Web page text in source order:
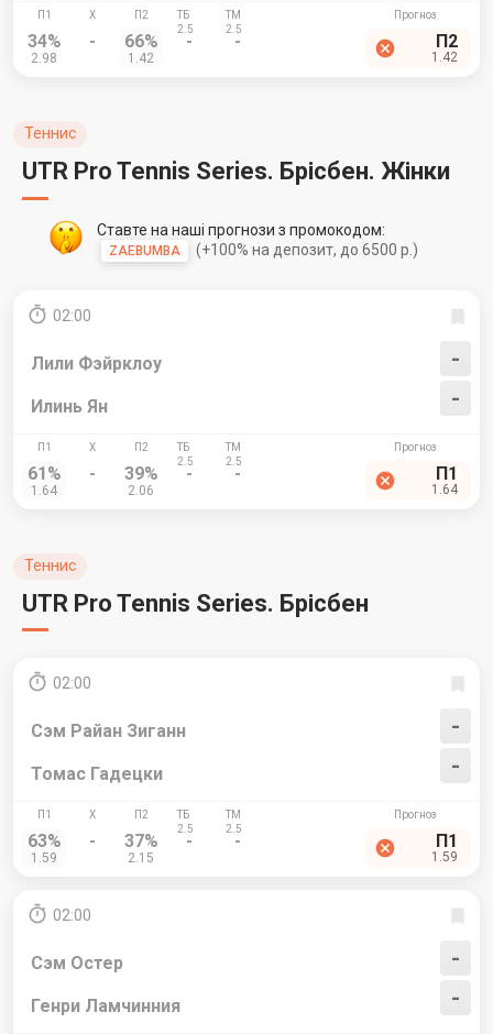
34%
2.98
- 66%
1.42
- - П2
1.42
Теннис
UTR Pro Tennis Series. Брісбен. Жінки
Ставте на наші прогнози з промокодом:
ZAEBUMBA (+100% на депозит, до 6500 р.)
02:00
Лили Фэйрклоу
-
-
Илинь Ян
61%
1.64
- 39%
2.06
- - П1
1.64
Теннис
UTR Pro Tennis Series. Брісбен
02:00
Сэм Райан Зиганн
-
-
Томас Гадецки
63%
1.59
- 37%
2.15
- - П1
1.59
02:00
Сэм Остер
-
-
Генри Ламчинния